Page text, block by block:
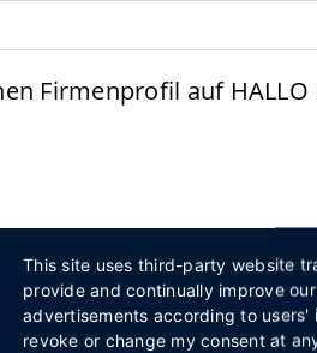
Firmenprofil auf HALLO
This site uses third-party website
provide and continually improve
advertisements according to users'
revoke or change my consent at